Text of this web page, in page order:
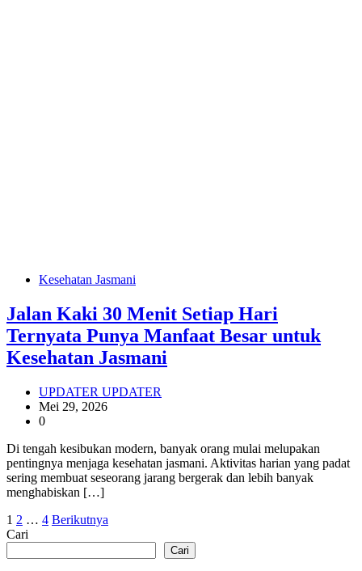
Kesehatan Jasmani
Jalan Kaki 30 Menit Setiap Hari
Ternyata Punya Manfaat Besar untuk
Kesehatan Jasmani
UPDATER UPDATER
Mei 29, 2026
0
Di tengah kesibukan modern, banyak orang mulai melupakan
pentingnya menjaga kesehatan jasmani. Aktivitas harian yang padat
sering membuat seseorang jarang bergerak dan lebih banyak
menghabiskan […]
Paginasi
pos
1 2 … 4 Berikutnya
Cari
Cari